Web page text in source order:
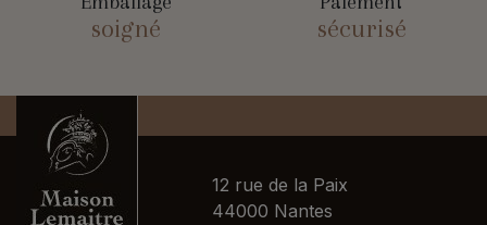
soigné sécurisé
12 rue de la Paix
44000 Nantes